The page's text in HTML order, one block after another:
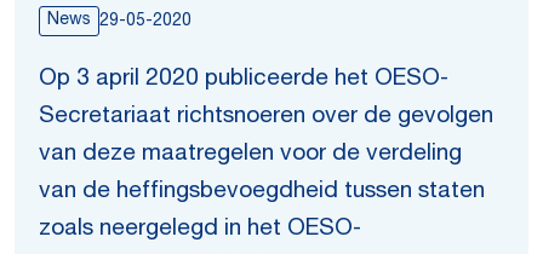
News 29-05-2020
Op 3 april 2020 publiceerde het OESO-
Secretariaat richtsnoeren over de gevolgen
van deze maatregelen voor de verdeling
van de heffingsbevoegdheid tussen staten
zoals neergelegd in het OESO-